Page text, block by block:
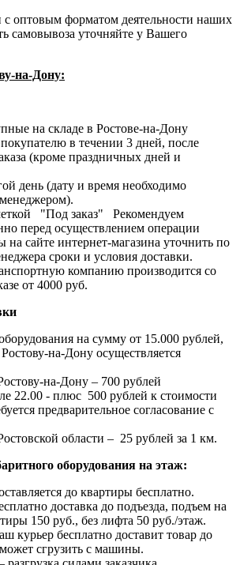
с оптовым форматом деятельности наших
самовывоза уточняйте у Вашего
на-Дону:
на складе в Ростове-на-Дону
в течении 3 дней, после
(кроме праздничных дней и
день (дату и время необходимо
менеджером).
"Под заказ" Рекомендуем
перед осуществлением операции
на сайте интернет-магазина уточнить по
сроки и условия доставки.
компанию производится со
от 4000 руб.
на сумму от 15.000 рублей,
Ростову-на-Дону осуществляется
на-Дону – 700 рублей
22.00 - плюс 500 рублей к стоимости
предварительное согласование с
области – 25 рублей за 1 км.
оборудования на этаж:
до квартиры бесплатно.
доставка до подъезда, подъем на
150 руб., без лифта 50 руб./этаж.
курьер бесплатно доставит товар до
сгрузить с машины.